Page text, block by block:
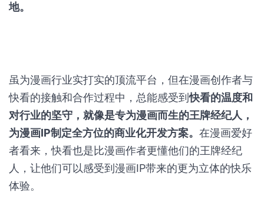
地。
虽为漫画行业实打实的顶流平台，但在漫画创作者与
快看的接触和合作过程中，总能感受到快看的温度和
对行业的坚守，就像是专为漫画而生的王牌经纪人，
为漫画IP制定全方位的商业化开发方案。 在漫画爱好
者看来，快看也是比漫画作者更懂他们的王牌经纪
人，让他们可以感受到漫画IP带来的更为立体的快乐
体验。